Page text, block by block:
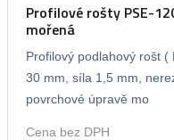
Profilové rošty PSE-
mořená
Profilový podlahový rošt
30 mm, síla 1,5 mm,
povrchové úpravě mo
Cena bez DPH